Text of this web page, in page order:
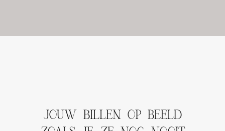
JOUW BILLEN OP BEELD